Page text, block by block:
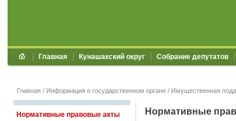
Главная Кунашакский округ Собрание депутатов
Главная / Информация о государственном органе / Имущественная
Нормативные правовые акты Нормативные